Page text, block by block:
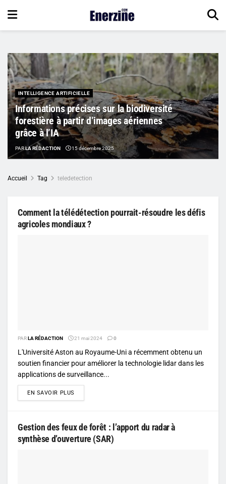
INTELLIGENCE ARTIFICIELLE
Informations précises sur la biodiversité
forestière à partir d’images aériennes
grâce à l’IA
PARLA RÉDACTION 15 décembre 2025
Accueil Tag teledetection
Comment la télédétection pourrait-résoudre les défis
agricoles mondiaux ?
PARLA RÉDACTION 21 mai 2024 0
L'Université Aston au Royaume-Uni a récemment obtenu un
soutien financier pour améliorer la technologie lidar dans les
applications de surveillance...
EN SAVOIR PLUS
Gestion des feux de forêt : l’apport du radar à
synthèse d’ouverture (SAR)